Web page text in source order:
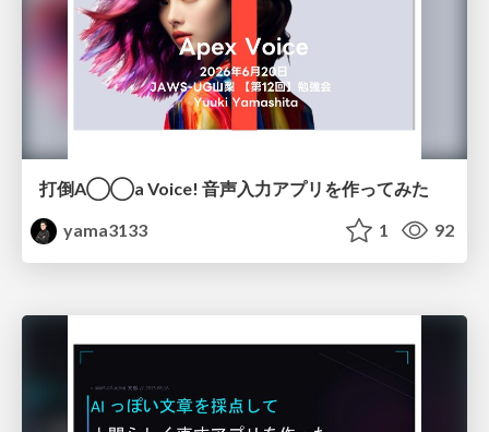
打倒A◯◯a Voice! 音声入力アプリを作ってみた
yama3133
1 92